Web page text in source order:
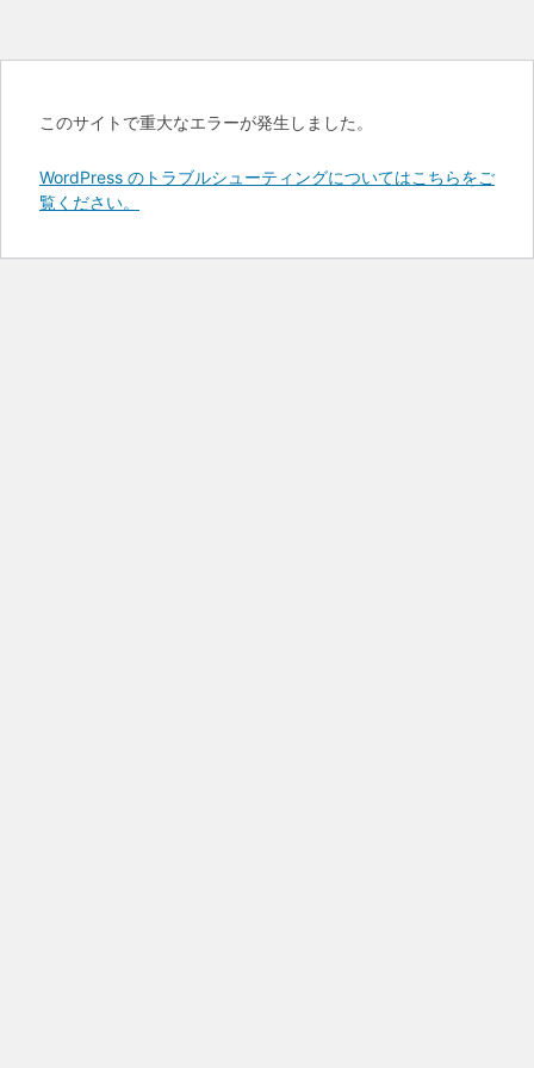
このサイトで重大なエラーが発生しました。
WordPress のトラブルシューティングについてはこちらをご
覧ください。